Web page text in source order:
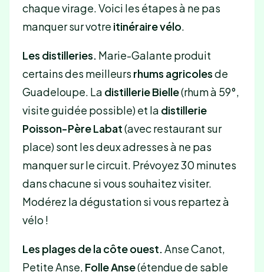
chaque virage. Voici les étapes à ne pas
manquer sur votre itinéraire vélo.
Les distilleries. Marie-Galante produit
certains des meilleurs rhums agricolesde
Guadeloupe. La distillerie Bielle(rhum à 59°,
visite guidée possible) et la distillerie
Poisson-Père Labat(avec restaurant sur
place) sont les deux adresses à ne pas
manquer sur le circuit. Prévoyez 30 minutes
dans chacune si vous souhaitez visiter.
Modérez la dégustation si vous repartez à
vélo !
Les plages de la côte ouest.Anse Canot,
Petite Anse, Folle Anse(étendue de sable